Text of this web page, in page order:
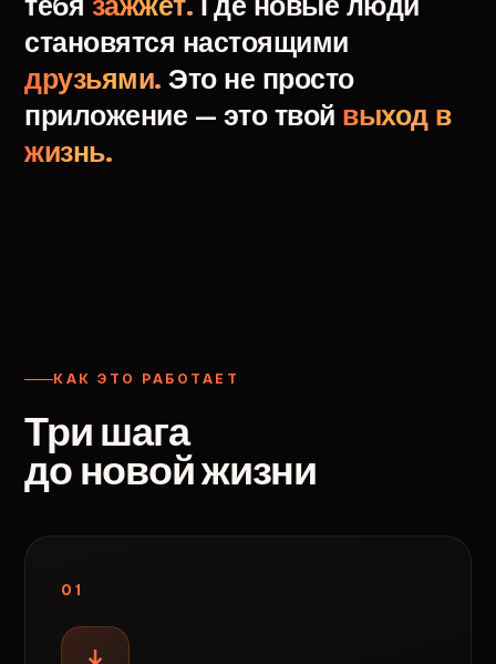
тебя зажжёт. Где новые люди
становятся настоящими
друзьями. Это не просто
приложение — это твой выход в
жизнь.
КАК ЭТО РАБОТАЕТ
Три шага
до новой жизни
01